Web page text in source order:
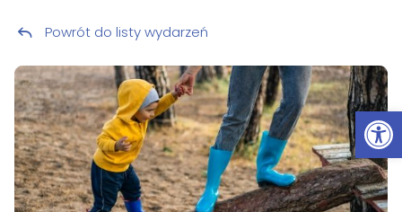
Przeskocz do treści
Powrót do listy wydarzeń